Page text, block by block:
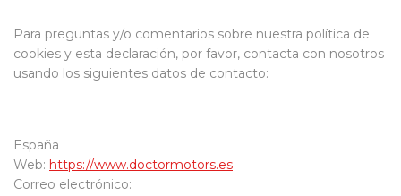
Para preguntas y/o comentarios sobre nuestra política de
cookies y esta declaración, por favor, contacta con nosotros
usando los siguientes datos de contacto:
España
Web: https://www.doctormotors.es
Correo electrónico: